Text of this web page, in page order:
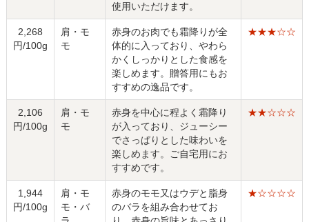
使用いただけます。
2,268
円/100g
肩・モ
モ
赤身のお肉でも霜降りが全
体的に入っており、やわら
かくしっかりとした食感を
楽しめます。贈答用にもお
すすめの逸品です。
★★★☆☆
2,106
円/100g
肩・モ
モ
赤身を中心に程よく霜降り
が入っており、ジューシー
でさっぱりとした味わいを
楽しめます。ご自宅用にお
すすめです。
★★☆☆☆
1,944
円/100g
肩・モ
モ・バ
赤身のモモ又はウデと脂身
のバラを組み合わせてお
★☆☆☆☆